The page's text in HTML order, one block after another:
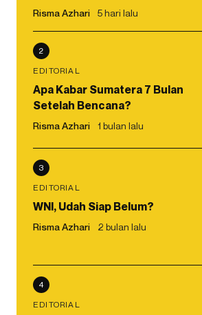
Risma Azhari 5 hari lalu
2
EDITORIAL
Apa Kabar Sumatera 7 Bulan
Setelah Bencana?
Risma Azhari 1 bulan lalu
3
EDITORIAL
WNI, Udah Siap Belum?
Risma Azhari 2 bulan lalu
4
EDITORIAL